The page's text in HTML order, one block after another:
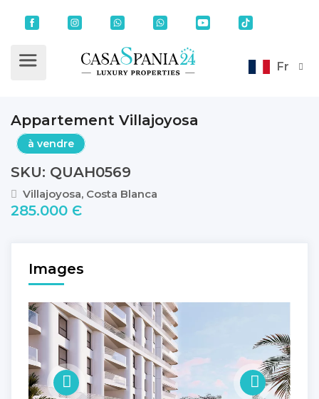
Fr
Appartement Villajoyosa
à vendre
SKU: QUAH0569
Villajoyosa, Costa Blanca
285.000 Є
Images